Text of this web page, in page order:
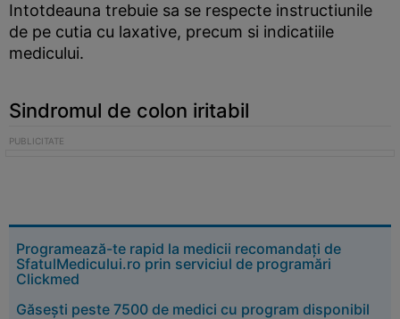
Intotdeauna trebuie sa se respecte instructiunile
de pe cutia cu laxative, precum si indicatiile
medicului.
Sindromul de colon iritabil
Programează-te rapid la medicii recomandați de
SfatulMedicului.ro prin serviciul de programări
Clickmed
Găsești peste 7500 de medici cu program disponibil